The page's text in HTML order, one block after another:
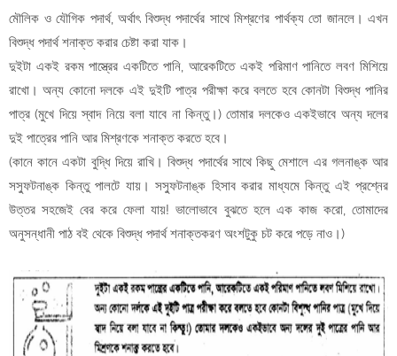
মৌলিক ও যৌগিক পদার্থ, অর্থাৎ বিশুদ্ধ পদার্থের সাথে মিশ্রণের পার্থক্য তো জানলে। এখন
বিশুদ্ধ পদার্থ শনাক্ত করার চেষ্টা করা যাক।
দুইটা একই রকম পাস্ত্রের একটিতে পানি, আরেকটিতে একই পরিমাণ পানিতে লবণ মিশিয়ে
রাখো। অন্য কোনো দলকে এই দুইটি পাত্র পরীক্ষা করে বলতে হবে কোনটা বিশুদ্ধ পানির
পাত্র (মুখে দিয়ে স্বাদ নিয়ে বলা যাবে না কিন্তু।) তোমার দলকেও একইভাবে অন্য দলের
দুই পাত্রের পানি আর মিশ্রণকে শনাক্ত করতে হবে।
(কানে কানে একটা বুদ্ধি দিয়ে রাখি। বিশুদ্ধ পদার্থের সাথে কিছু মেশালে এর গলনাঙ্ক আর
সস্ফুটনাঙ্ক কিন্তু পালটে যায়। সস্ফুটনাঙ্ক হিসাব করার মাধ্যমে কিন্তু এই প্রশ্নের
উত্তর সহজেই বের করে ফেলা যায়! ভালোভাবে বুঝতে হলে এক কাজ করো, তোমাদের
অনুসন্ধানী পাঠ বই থেকে বিশুদ্ধ পদার্থ শনাক্তকরণ অংশটুকু চট করে পড়ে নাও।)